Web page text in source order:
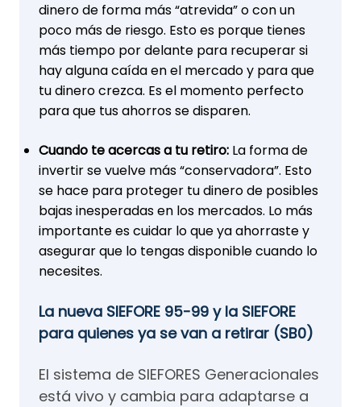
dinero de forma más “atrevida” o con un
poco más de riesgo. Esto es porque tienes
más tiempo por delante para recuperar si
hay alguna caída en el mercado y para que
tu dinero crezca. Es el momento perfecto
para que tus ahorros se disparen.
Cuando te acercas a tu retiro: La forma de
invertir se vuelve más “conservadora”. Esto
se hace para proteger tu dinero de posibles
bajas inesperadas en los mercados. Lo más
importante es cuidar lo que ya ahorraste y
asegurar que lo tengas disponible cuando lo
necesites.
La nueva SIEFORE 95-99 y la SIEFORE
para quienes ya se van a retirar (SB0)
El sistema de SIEFORES Generacionales
está vivo y cambia para adaptarse a